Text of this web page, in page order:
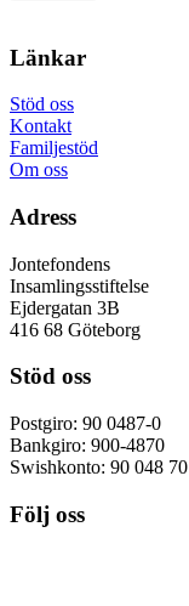
Footer
Länkar
Stöd oss
Kontakt
Familjestöd
Om oss
Adress
Jontefondens
Insamlingsstiftelse
Ejdergatan 3B
416 68 Göteborg
Stöd oss
Postgiro: 90 0487-0
Bankgiro: 900-4870
Swishkonto: 90 048 70
Följ oss